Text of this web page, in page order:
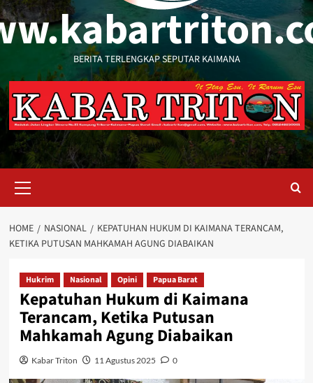
BERITA TERLENGKAP SEPUTAR KAIMANA
Menu
HOME NASIONAL
KEPATUHAN HUKUM DI KAIMANA TERANCAM,
KETIKA PUTUSAN MAHKAMAH AGUNG DIABAIKAN
Hukrim Nasional Opini Papua Barat
Kepatuhan Hukum di Kaimana
Terancam, Ketika Putusan
Mahkamah Agung Diabaikan
Kabar Triton 11 Agustus 2025 0